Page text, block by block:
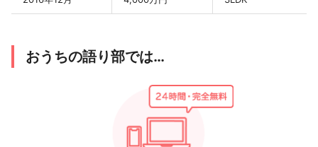
おうちの語り部では…